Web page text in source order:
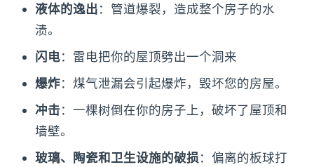
液体的逸出：管道爆裂，造成整个房子的水
渍。
闪电：雷电把你的屋顶劈出一个洞来
爆炸：煤气泄漏会引起爆炸，毁坏您的房屋。
冲击：一棵树倒在你的房子上，破坏了屋顶和
墙壁。
玻璃、陶瓷和卫生设施的破损：偏离的板球打